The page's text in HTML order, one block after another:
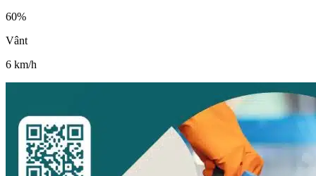
60%
Vânt
6 km/h